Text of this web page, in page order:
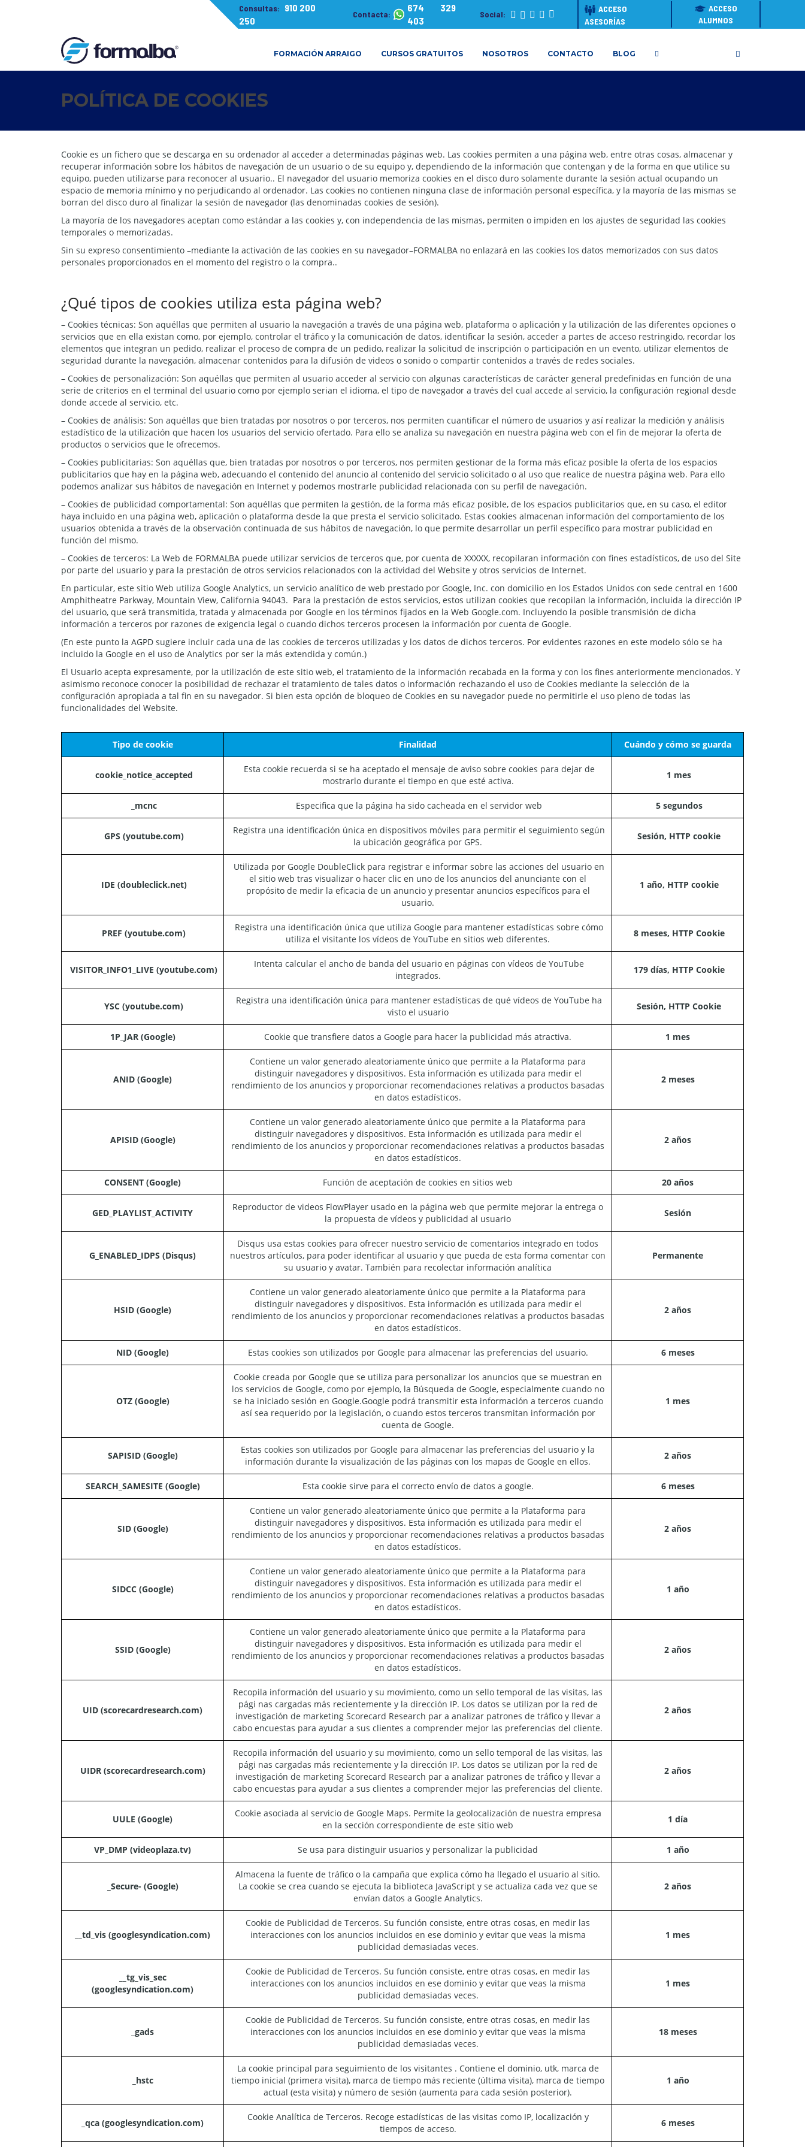
Consultas: 910 200
250
Contacta:
674 329
403
Social:
ACCESO
ASESORÍAS
ACCESO
ALUMNOS
FORMACIÓN ARRAIGO CURSOS GRATUITOS NOSOTROS CONTACTO BLOG
POLÍTICA DE COOKIES
Cookie es un fichero que se descarga en su ordenador al acceder a determinadas páginas web. Las cookies permiten a una página web, entre otras cosas, almacenar y
recuperar información sobre los hábitos de navegación de un usuario o de su equipo y, dependiendo de la información que contengan y de la forma en que utilice su
equipo, pueden utilizarse para reconocer al usuario.. El navegador del usuario memoriza cookies en el disco duro solamente durante la sesión actual ocupando un
espacio de memoria mínimo y no perjudicando al ordenador. Las cookies no contienen ninguna clase de información personal específica, y la mayoría de las mismas se
borran del disco duro al finalizar la sesión de navegador (las denominadas cookies de sesión).
La mayoría de los navegadores aceptan como estándar a las cookies y, con independencia de las mismas, permiten o impiden en los ajustes de seguridad las cookies
temporales o memorizadas.
Sin su expreso consentimiento –mediante la activación de las cookies en su navegador–FORMALBA no enlazará en las cookies los datos memorizados con sus datos
personales proporcionados en el momento del registro o la compra..
¿Qué tipos de cookies utiliza esta página web?
– Cookies técnicas: Son aquéllas que permiten al usuario la navegación a través de una página web, plataforma o aplicación y la utilización de las diferentes opciones o
servicios que en ella existan como, por ejemplo, controlar el tráfico y la comunicación de datos, identificar la sesión, acceder a partes de acceso restringido, recordar los
elementos que integran un pedido, realizar el proceso de compra de un pedido, realizar la solicitud de inscripción o participación en un evento, utilizar elementos de
seguridad durante la navegación, almacenar contenidos para la difusión de videos o sonido o compartir contenidos a través de redes sociales.
– Cookies de personalización: Son aquéllas que permiten al usuario acceder al servicio con algunas características de carácter general predefinidas en función de una
serie de criterios en el terminal del usuario como por ejemplo serian el idioma, el tipo de navegador a través del cual accede al servicio, la configuración regional desde
donde accede al servicio, etc.
– Cookies de análisis: Son aquéllas que bien tratadas por nosotros o por terceros, nos permiten cuantificar el número de usuarios y así realizar la medición y análisis
estadístico de la utilización que hacen los usuarios del servicio ofertado. Para ello se analiza su navegación en nuestra página web con el fin de mejorar la oferta de
productos o servicios que le ofrecemos.
– Cookies publicitarias: Son aquéllas que, bien tratadas por nosotros o por terceros, nos permiten gestionar de la forma más eficaz posible la oferta de los espacios
publicitarios que hay en la página web, adecuando el contenido del anuncio al contenido del servicio solicitado o al uso que realice de nuestra página web. Para ello
podemos analizar sus hábitos de navegación en Internet y podemos mostrarle publicidad relacionada con su perfil de navegación.
– Cookies de publicidad comportamental: Son aquéllas que permiten la gestión, de la forma más eficaz posible, de los espacios publicitarios que, en su caso, el editor
haya incluido en una página web, aplicación o plataforma desde la que presta el servicio solicitado. Estas cookies almacenan información del comportamiento de los
usuarios obtenida a través de la observación continuada de sus hábitos de navegación, lo que permite desarrollar un perfil específico para mostrar publicidad en
función del mismo.
– Cookies de terceros: La Web de FORMALBA puede utilizar servicios de terceros que, por cuenta de XXXXX, recopilaran información con fines estadísticos, de uso del Site
por parte del usuario y para la prestación de otros servicios relacionados con la actividad del Website y otros servicios de Internet.
En particular, este sitio Web utiliza Google Analytics, un servicio analítico de web prestado por Google, Inc. con domicilio en los Estados Unidos con sede central en 1600
Amphitheatre Parkway, Mountain View, California 94043. Para la prestación de estos servicios, estos utilizan cookies que recopilan la información, incluida la dirección IP
del usuario, que será transmitida, tratada y almacenada por Google en los términos fijados en la Web Google.com. Incluyendo la posible transmisión de dicha
información a terceros por razones de exigencia legal o cuando dichos terceros procesen la información por cuenta de Google.
(En este punto la AGPD sugiere incluir cada una de las cookies de terceros utilizadas y los datos de dichos terceros. Por evidentes razones en este modelo sólo se ha
incluido la Google en el uso de Analytics por ser la más extendida y común.)
El Usuario acepta expresamente, por la utilización de este sitio web, el tratamiento de la información recabada en la forma y con los fines anteriormente mencionados. Y
asimismo reconoce conocer la posibilidad de rechazar el tratamiento de tales datos o información rechazando el uso de Cookies mediante la selección de la
configuración apropiada a tal fin en su navegador. Si bien esta opción de bloqueo de Cookies en su navegador puede no permitirle el uso pleno de todas las
funcionalidades del Website.
Tipo de cookie Finalidad Cuándo y cómo se guarda
cookie_notice_accepted
Esta cookie recuerda si se ha aceptado el mensaje de aviso sobre cookies para dejar de
mostrarlo durante el tiempo en que esté activa.
1 mes
_mcnc Especifica que la página ha sido cacheada en el servidor web 5 segundos
GPS (youtube.com)
Registra una identificación única en dispositivos móviles para permitir el seguimiento según
la ubicación geográfica por GPS.
Sesión, HTTP cookie
IDE (doubleclick.net)
Utilizada por Google DoubleClick para registrar e informar sobre las acciones del usuario en
el sitio web tras visualizar o hacer clic en uno de los anuncios del anunciante con el
propósito de medir la eficacia de un anuncio y presentar anuncios específicos para el
usuario.
1 año, HTTP cookie
PREF (youtube.com)
Registra una identificación única que utiliza Google para mantener estadísticas sobre cómo
utiliza el visitante los vídeos de YouTube en sitios web diferentes.
8 meses, HTTP Cookie
VISITOR_INFO1_LIVE (youtube.com)
Intenta calcular el ancho de banda del usuario en páginas con vídeos de YouTube
integrados.
179 días, HTTP Cookie
YSC (youtube.com)
Registra una identificación única para mantener estadísticas de qué vídeos de YouTube ha
visto el usuario
Sesión, HTTP Cookie
1P_JAR (Google) Cookie que transfiere datos a Google para hacer la publicidad más atractiva. 1 mes
ANID (Google)
Contiene un valor generado aleatoriamente único que permite a la Plataforma para
distinguir navegadores y dispositivos. Esta información es utilizada para medir el
rendimiento de los anuncios y proporcionar recomendaciones relativas a productos basadas
en datos estadísticos.
2 meses
APISID (Google)
Contiene un valor generado aleatoriamente único que permite a la Plataforma para
distinguir navegadores y dispositivos. Esta información es utilizada para medir el
rendimiento de los anuncios y proporcionar recomendaciones relativas a productos basadas
en datos estadísticos.
2 años
CONSENT (Google) Función de aceptación de cookies en sitios web 20 años
GED_PLAYLIST_ACTIVITY
Reproductor de videos FlowPlayer usado en la página web que permite mejorar la entrega o
la propuesta de vídeos y publicidad al usuario
Sesión
G_ENABLED_IDPS (Disqus)
Disqus usa estas cookies para ofrecer nuestro servicio de comentarios integrado en todos
nuestros artículos, para poder identificar al usuario y que pueda de esta forma comentar con
su usuario y avatar. También para recolectar información analítica
Permanente
HSID (Google)
Contiene un valor generado aleatoriamente único que permite a la Plataforma para
distinguir navegadores y dispositivos. Esta información es utilizada para medir el
rendimiento de los anuncios y proporcionar recomendaciones relativas a productos basadas
en datos estadísticos.
2 años
NID (Google) Estas cookies son utilizados por Google para almacenar las preferencias del usuario. 6 meses
OTZ (Google)
Cookie creada por Google que se utiliza para personalizar los anuncios que se muestran en
los servicios de Google, como por ejemplo, la Búsqueda de Google, especialmente cuando no
se ha iniciado sesión en Google.Google podrá transmitir esta información a terceros cuando
así sea requerido por la legislación, o cuando estos terceros transmitan información por
cuenta de Google.
1 mes
SAPISID (Google)
Estas cookies son utilizados por Google para almacenar las preferencias del usuario y la
información durante la visualización de las páginas con los mapas de Google en ellos.
2 años
SEARCH_SAMESITE (Google) Esta cookie sirve para el correcto envío de datos a google. 6 meses
SID (Google)
Contiene un valor generado aleatoriamente único que permite a la Plataforma para
distinguir navegadores y dispositivos. Esta información es utilizada para medir el
rendimiento de los anuncios y proporcionar recomendaciones relativas a productos basadas
en datos estadísticos.
2 años
SIDCC (Google)
Contiene un valor generado aleatoriamente único que permite a la Plataforma para
distinguir navegadores y dispositivos. Esta información es utilizada para medir el
rendimiento de los anuncios y proporcionar recomendaciones relativas a productos basadas
en datos estadísticos.
1 año
SSID (Google)
Contiene un valor generado aleatoriamente único que permite a la Plataforma para
distinguir navegadores y dispositivos. Esta información es utilizada para medir el
rendimiento de los anuncios y proporcionar recomendaciones relativas a productos basadas
en datos estadísticos.
2 años
UID (scorecardresearch.com)
Recopila información del usuario y su movimiento, como un sello temporal de las visitas, las
pági nas cargadas más recientemente y la dirección IP. Los datos se utilizan por la red de
investigación de marketing Scorecard Research par a analizar patrones de tráfico y llevar a
cabo encuestas para ayudar a sus clientes a comprender mejor las preferencias del cliente.
2 años
UIDR (scorecardresearch.com)
Recopila información del usuario y su movimiento, como un sello temporal de las visitas, las
pági nas cargadas más recientemente y la dirección IP. Los datos se utilizan por la red de
investigación de marketing Scorecard Research par a analizar patrones de tráfico y llevar a
cabo encuestas para ayudar a sus clientes a comprender mejor las preferencias del cliente.
2 años
UULE (Google)
Cookie asociada al servicio de Google Maps. Permite la geolocalización de nuestra empresa
en la sección correspondiente de este sitio web
1 día
VP_DMP (videoplaza.tv) Se usa para distinguir usuarios y personalizar la publicidad 1 año
_Secure- (Google)
Almacena la fuente de tráfico o la campaña que explica cómo ha llegado el usuario al sitio.
La cookie se crea cuando se ejecuta la biblioteca JavaScript y se actualiza cada vez que se
envían datos a Google Analytics.
2 años
__td_vis (googlesyndication.com)
Cookie de Publicidad de Terceros. Su función consiste, entre otras cosas, en medir las
interacciones con los anuncios incluidos en ese dominio y evitar que veas la misma
publicidad demasiadas veces.
1 mes
__tg_vis_sec
(googlesyndication.com)
Cookie de Publicidad de Terceros. Su función consiste, entre otras cosas, en medir las
interacciones con los anuncios incluidos en ese dominio y evitar que veas la misma
publicidad demasiadas veces.
1 mes
_gads
Cookie de Publicidad de Terceros. Su función consiste, entre otras cosas, en medir las
interacciones con los anuncios incluidos en ese dominio y evitar que veas la misma
publicidad demasiadas veces.
18 meses
_hstc
La cookie principal para seguimiento de los visitantes . Contiene el dominio, utk, marca de
tiempo inicial (primera visita), marca de tiempo más reciente (última visita), marca de tiempo
actual (esta visita) y número de sesión (aumenta para cada sesión posterior).
1 año
_qca (googlesyndication.com)
Cookie Analítica de Terceros. Recoge estadísticas de las visitas como IP, localización y
tiempos de acceso.
6 meses